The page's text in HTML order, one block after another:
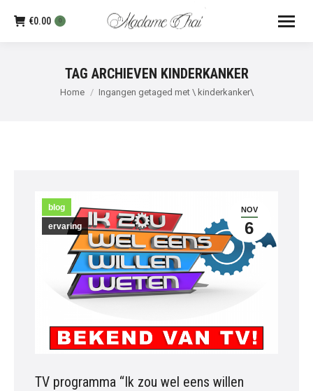
€0.00 0
TAG ARCHIEVEN KINDERKANKER
Je bent hier:
Home Ingangen getaged met \ kinderkanker\
NOV
6
blog
ervaring
TV programma “Ik zou wel eens willen